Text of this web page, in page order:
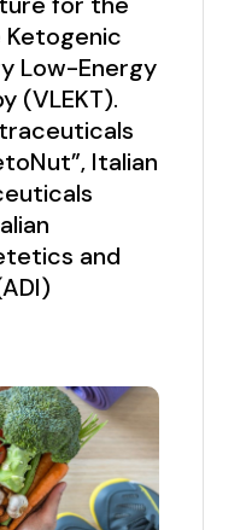
Low-Energy
(VLEKT).
Italian
and